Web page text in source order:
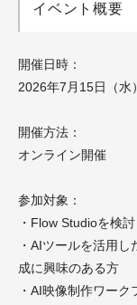
イベント概要
開催日時：
2026年7月15日（水
開催方法：
オンライン開催
参加対象：
・Flow Studioを検
・AIツールを活用
成に興味のある方
・AI映像制作ワー